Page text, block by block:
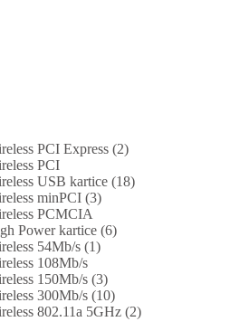
PCI Express (2)
PCI
USB kartice (18)
minPCI (3)
PCMCIA
Power kartice (6)
54Mb/s (1)
108Mb/s
150Mb/s (3)
300Mb/s (10)
802.11a 5GHz (2)